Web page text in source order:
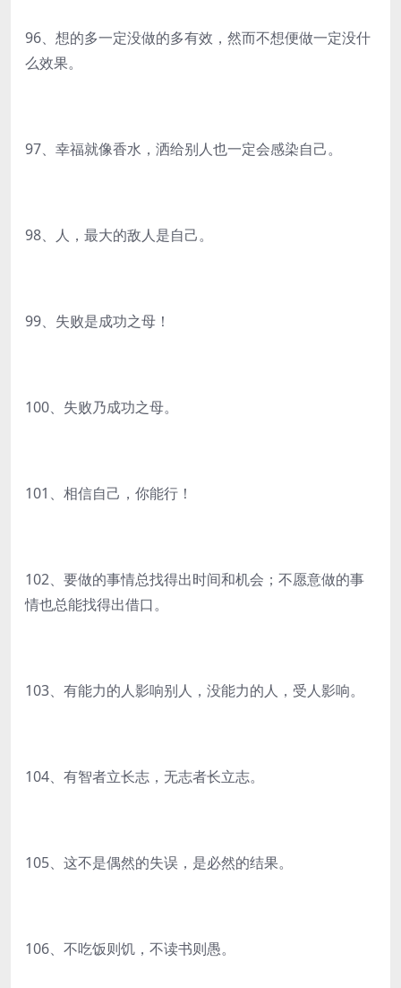
96、想的多一定没做的多有效，然而不想便做一定没什
么效果。
97、幸福就像香水，洒给别人也一定会感染自己。
98、人，最大的敌人是自己。
99、失败是成功之母！
100、失败乃成功之母。
101、相信自己，你能行！
102、要做的事情总找得出时间和机会；不愿意做的事
情也总能找得出借口。
103、有能力的人影响别人，没能力的人，受人影响。
104、有智者立长志，无志者长立志。
105、这不是偶然的失误，是必然的结果。
106、不吃饭则饥，不读书则愚。